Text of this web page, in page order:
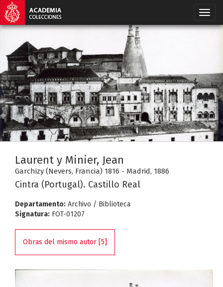
Laurent y Minier, Jean
Garchizy (Nevers, Francia) 1816 - Madrid, 1886
Cintra (Portugal). Castillo Real
Departamento: Archivo / Biblioteca
Signatura: FOT-01207
Obras del mismo autor [5]